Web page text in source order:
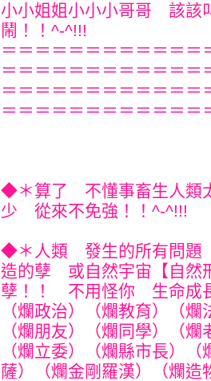
小小姐姐小小小哥哥 該該
鬧！！^-^!!!
＝＝＝＝＝＝＝＝＝＝＝＝
＝＝＝＝＝＝＝＝＝＝＝＝
＝＝＝＝＝＝＝＝＝＝＝＝
＝＝＝＝＝＝＝＝＝＝＝＝
◆＊算了 不懂事畜生人
少 從來不免強！！^-^!!!
◆＊人類 發生的所有問題
造的孽 或自然宇宙【自然
孽！！ 不用怪你 生命成
（爛政治）（爛教育）（
（爛朋友）（爛同學）（
（爛立委）（爛縣市長）
薩）（爛金剛羅漢）（爛造